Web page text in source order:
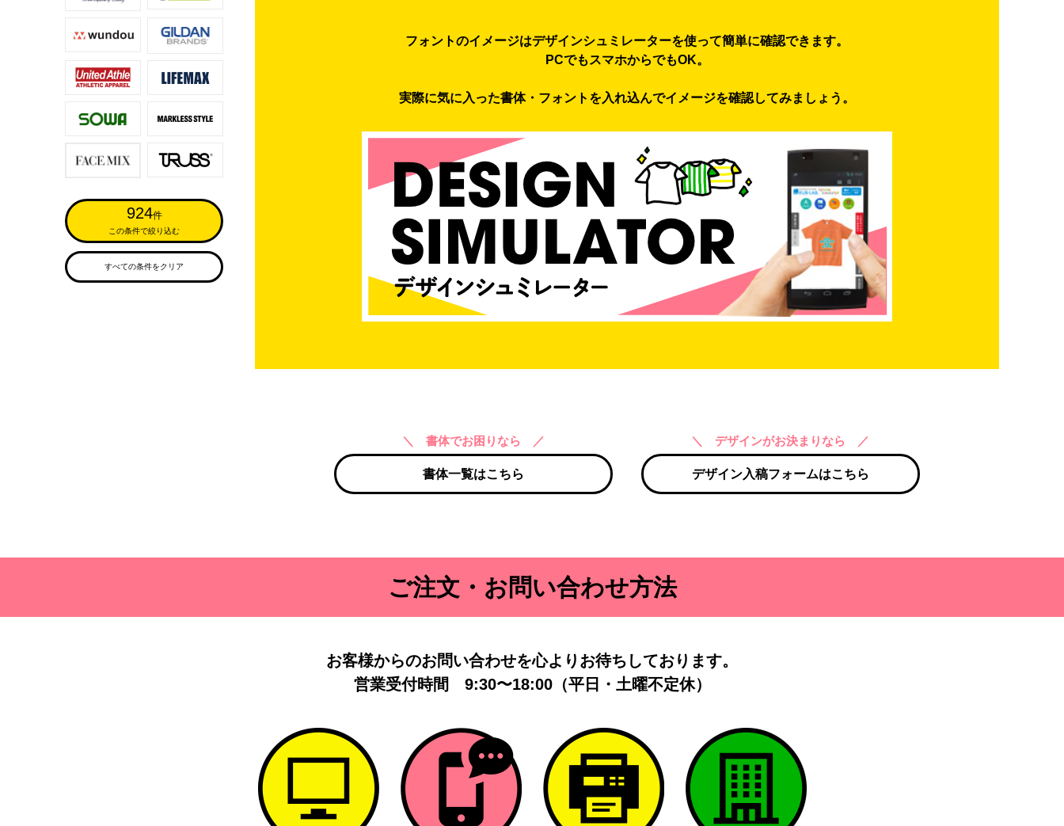
924件
この条件で絞り込む
すべての条件をクリア
フォントのイメージはデザインシュミレーターを使って簡単に確認できます。
PCでもスマホからでもOK。
実際に気に入った書体・フォントを入れ込んでイメージを確認してみましょう。
＼ 書体でお困りなら ／
書体一覧はこちら
＼ デザインがお決まりなら ／
デザイン入稿フォームはこちら
ご注文・お問い合わせ方法
お客様からのお問い合わせを心よりお待ちしております。
営業受付時間 9:30〜18:00（平日・土曜不定休）